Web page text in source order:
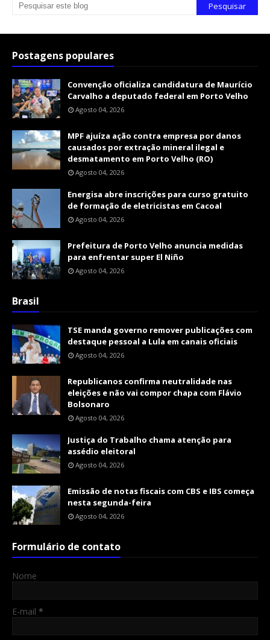
Postagens populares
Convenção oficializa candidatura de Maurício
Carvalho a deputado federal em Porto Velho
Agosto 04, 2026
MPF ajuíza ação contra empresa por danos
causados por extração mineral ilegal e
desmatamento em Porto Velho (RO)
Agosto 04, 2026
Energisa abre inscrições para curso gratuito
de formação de eletricistas em Cacoal
Agosto 04, 2026
Prefeitura de Porto Velho anuncia medidas
para enfrentar super El Niño
Agosto 04, 2026
Brasil
TSE manda governo remover publicações com
destaque pessoal a Lula em canais oficiais
Agosto 04, 2026
Republicanos confirma neutralidade nas
eleições e não vai compor chapa com Flávio
Bolsonaro
Agosto 04, 2026
Justiça do Trabalho chama atenção para
assédio eleitoral
Agosto 04, 2026
Emissão de notas fiscais com CBS e IBS começa
nesta segunda-feira
Agosto 04, 2026
Formulário de contato
Nome
E-mail *